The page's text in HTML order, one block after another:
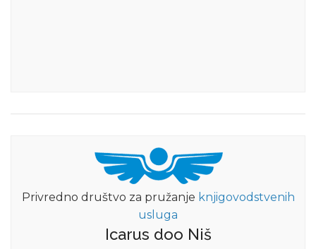
Privredno društvo za pružanje knjigovodstvenih
usluga
Icarus doo Niš